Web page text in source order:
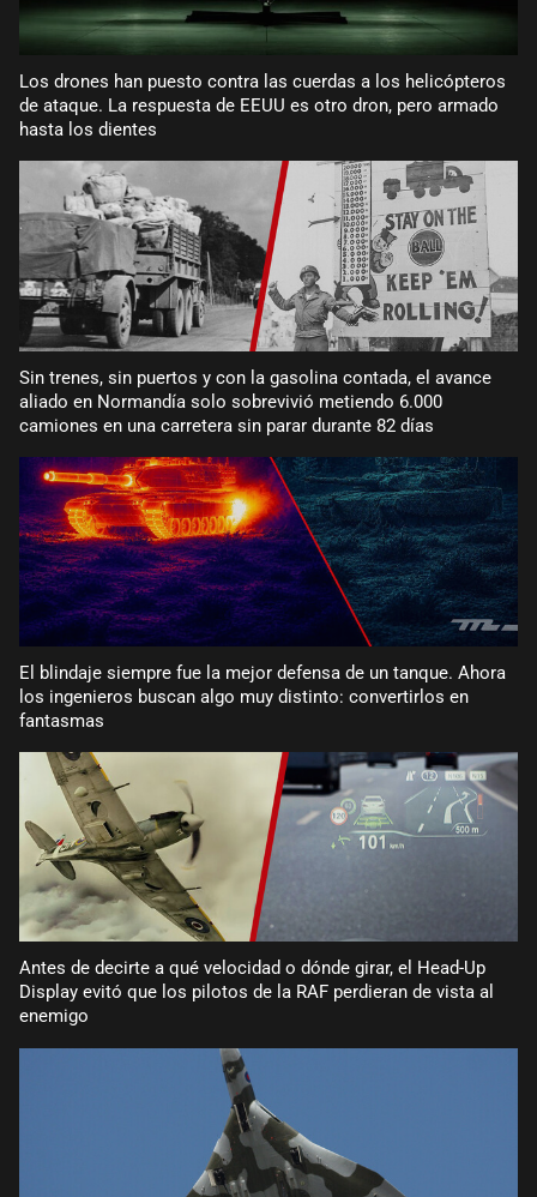
Los drones han puesto contra las cuerdas a los helicópteros
de ataque. La respuesta de EEUU es otro dron, pero armado
hasta los dientes
Sin trenes, sin puertos y con la gasolina contada, el avance
aliado en Normandía solo sobrevivió metiendo 6.000
camiones en una carretera sin parar durante 82 días
El blindaje siempre fue la mejor defensa de un tanque. Ahora
los ingenieros buscan algo muy distinto: convertirlos en
fantasmas
Antes de decirte a qué velocidad o dónde girar, el Head-Up
Display evitó que los pilotos de la RAF perdieran de vista al
enemigo